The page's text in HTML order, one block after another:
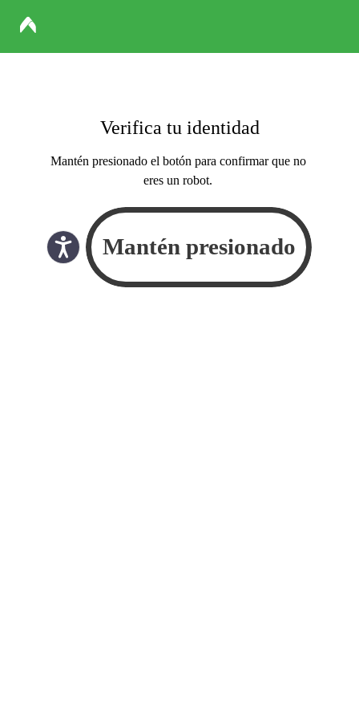
Verifica tu identidad
Mantén presionado el botón para confirmar que no
eres un robot.